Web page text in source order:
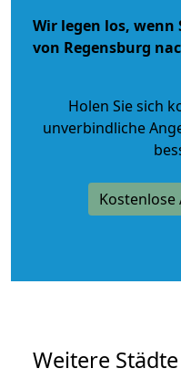
Wir legen los, wenn
von Regensburg
Holen Sie sich
unverbindliche
Weitere